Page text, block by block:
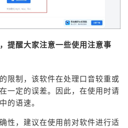
提醒大家注意一些使用注意事
限制，该软件在处理口音较重或
一定的误差。因此，在使用时请
的语速。
性，建议在使用前对软件进行适